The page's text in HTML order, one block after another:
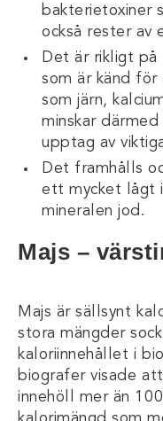
bakterietoxiner
också rester av
Det är rikligt på
som är känd
som järn,
minskar
upptag av
Det framhålls
ett mycket lågt
mineralen jod.
Majs –
Majs är sällsynt
stora mängder
kaloriinnehållet i
biografer visade
innehöll mer än